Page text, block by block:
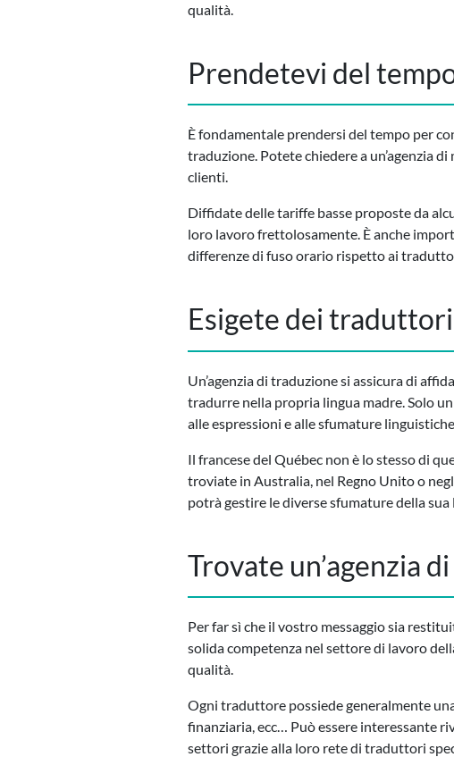
qualità.
Prendetevi del
È fondamentale prendersi del tempo per
traduzione. Potete chiedere a un’agenzia
clienti.
Diffidate delle tariffe basse proposte da
loro lavoro frettolosamente. È anche
differenze di fuso orario rispetto ai
Esigete dei
Un’agenzia di traduzione si assicura di
tradurre nella propria lingua madre. Solo
alle espressioni e alle sfumature
Il francese del Québec non è lo stesso di
troviate in Australia, nel Regno Unito o
potrà gestire le diverse sfumature della sua
Trovate un’agenzia
Per far sì che il vostro messaggio sia
solida competenza nel settore di lavoro
qualità.
Ogni traduttore possiede generalmente
finanziaria, ecc… Può essere interessante
settori grazie alla loro rete di traduttori